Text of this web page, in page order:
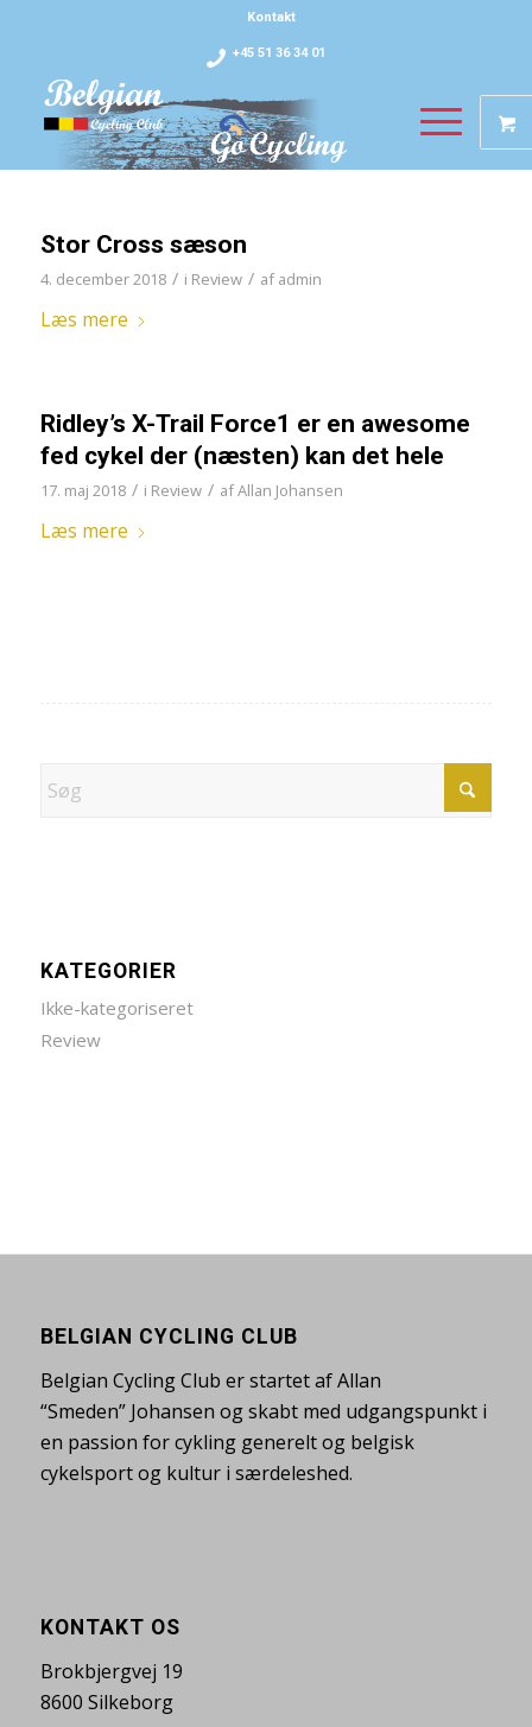
Kontakt
+45 51 36 34 01
Stor Cross sæson
4. december 2018 / i Review / afadmin
Læs mere
Ridley’s X-Trail Force1 er en awesome
fed cykel der (næsten) kan det hele
17. maj 2018 / i Review / afAllan Johansen
Læs mere
KATEGORIER
Ikke-kategoriseret
Review
BELGIAN CYCLING CLUB
Belgian Cycling Club er startet af Allan
“Smeden” Johansen og skabt med udgangspunkt i
en passion for cykling generelt og belgisk
cykelsport og kultur i særdeleshed.
KONTAKT OS
Brokbjergvej 19
8600 Silkeborg